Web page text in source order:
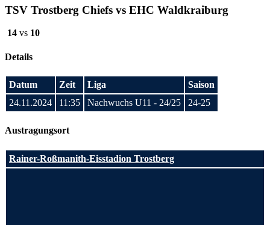
TSV Trostberg Chiefs vs EHC Waldkraiburg
14 vs 10
Details
Datum Zeit Liga
Saison
24.11.2024
11:35 Nachwuchs U11 - 24/25 24-25
Austragungsort
Rainer-Roßmanith-Eisstadion Trostberg